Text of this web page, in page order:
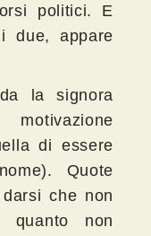
politici. E
due, appare
la signora
di essere
Quote
che non
quanto non